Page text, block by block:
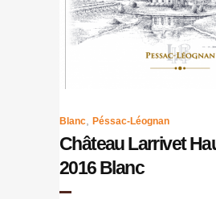
Blanc Péssac-Léognan
Château Larrivet
2016 Blanc